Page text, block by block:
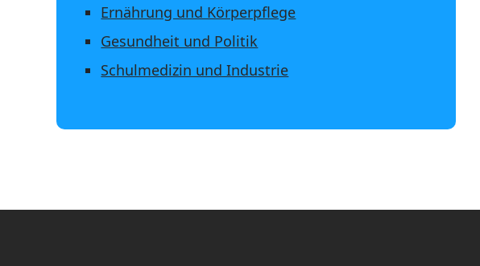
Ernährung und Körperpflege
Gesundheit und Politik
Schulmedizin und Industrie